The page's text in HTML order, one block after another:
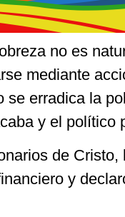
no es
mediante
se erradica la
y el político
de
y